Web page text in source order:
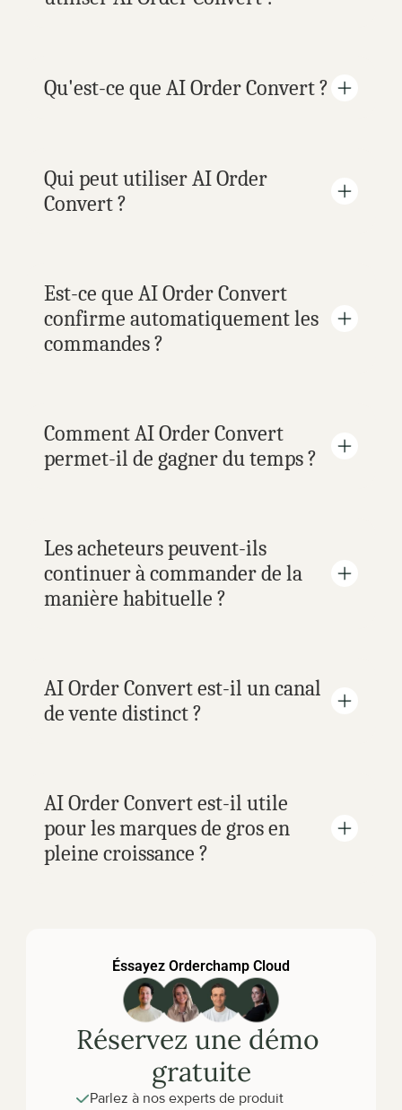
Qu'est-ce que AI Order Convert ?
Qui peut utiliser AI Order
Convert ?
Est-ce que AI Order Convert
confirme automatiquement les
commandes ?
Comment AI Order Convert
permet-il de gagner du temps ?
Les acheteurs peuvent-ils
continuer à commander de la
manière habituelle ?
AI Order Convert est-il un canal
de vente distinct ?
AI Order Convert est-il utile
pour les marques de gros en
pleine croissance ?
Éssayez Orderchamp Cloud
Réservez une démo
gratuite
Parlez à nos experts de produit